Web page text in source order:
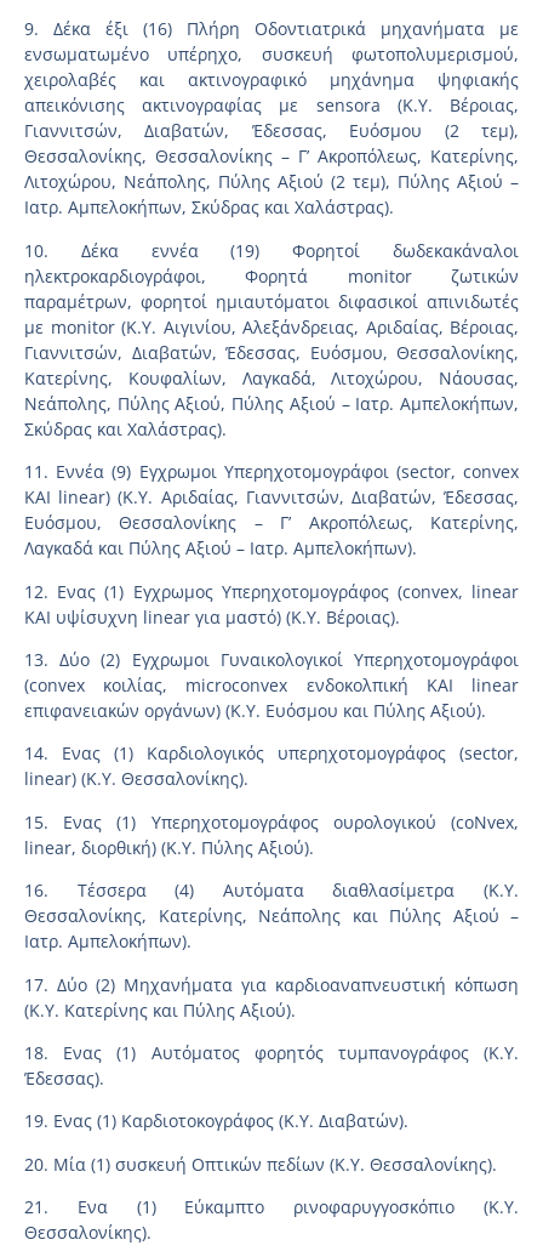
9. Δέκα έξι (16) Πλήρη Οδοντιατρικά μηχανήματα με
ενσωματωμένο υπέρηχο, συσκευή φωτοπολυμερισμού,
χειρολαβές και ακτινογραφικό μηχάνημα ψηφιακής
απεικόνισης ακτινογραφίας με sensora (Κ.Υ. Βέροιας,
Γιαννιτσών, Διαβατών, Έδεσσας, Ευόσμου (2 τεμ),
Θεσσαλονίκης, Θεσσαλονίκης – Γ’ Ακροπόλεως, Κατερίνης,
Λιτοχώρου, Νεάπολης, Πύλης Αξιού (2 τεμ), Πύλης Αξιού –
Ιατρ. Αμπελοκήπων, Σκύδρας και Χαλάστρας).
10. Δέκα εννέα (19) Φορητοί δωδεκακάναλοι
ηλεκτροκαρδιογράφοι, Φορητά monitor ζωτικών
παραμέτρων, φορητοί ημιαυτόματοι διφασικοί απινιδωτές
με monitor (Κ.Υ. Αιγινίου, Αλεξάνδρειας, Αριδαίας, Βέροιας,
Γιαννιτσών, Διαβατών, Έδεσσας, Ευόσμου, Θεσσαλονίκης,
Κατερίνης, Κουφαλίων, Λαγκαδά, Λιτοχώρου, Νάουσας,
Νεάπολης, Πύλης Αξιού, Πύλης Αξιού – Ιατρ. Αμπελοκήπων,
Σκύδρας και Χαλάστρας).
11. Εννέα (9) Εγχρωμοι Υπερηχοτομογράφοι (sector, convex
ΚΑΙ linear) (Κ.Υ. Αριδαίας, Γιαννιτσών, Διαβατών, Έδεσσας,
Ευόσμου, Θεσσαλονίκης – Γ’ Ακροπόλεως, Κατερίνης,
Λαγκαδά και Πύλης Αξιού – Ιατρ. Αμπελοκήπων).
12. Ενας (1) Εγχρωμος Υπερηχοτομογράφος (convex, linear
ΚΑΙ υψίσυχνη linear για μαστό) (Κ.Υ. Βέροιας).
13. Δύο (2) Εγχρωμοι Γυναικολογικοί Υπερηχοτομογράφοι
(convex κοιλίας, microconvex ενδοκολπική ΚΑΙ linear
επιφανειακών οργάνων) (Κ.Υ. Ευόσμου και Πύλης Αξιού).
14. Ενας (1) Καρδιολογικός υπερηχοτομογράφος (sector,
linear) (Κ.Υ. Θεσσαλονίκης).
15. Ενας (1) Υπερηχοτομογράφος ουρολογικού (coNvex,
linear, διορθική) (Κ.Υ. Πύλης Αξιού).
16. Τέσσερα (4) Αυτόματα διαθλασίμετρα (Κ.Υ.
Θεσσαλονίκης, Κατερίνης, Νεάπολης και Πύλης Αξιού –
Ιατρ. Αμπελοκήπων).
17. Δύο (2) Μηχανήματα για καρδιοαναπνευστική κόπωση
(Κ.Υ. Κατερίνης και Πύλης Αξιού).
18. Ενας (1) Αυτόματος φορητός τυμπανογράφος (Κ.Υ.
Έδεσσας).
19. Ενας (1) Καρδιοτοκογράφος (Κ.Υ. Διαβατών).
20. Μία (1) συσκευή Οπτικών πεδίων (Κ.Υ. Θεσσαλονίκης).
21. Ενα (1) Εύκαμπτο ρινοφαρυγγοσκόπιο (Κ.Υ.
Θεσσαλονίκης).